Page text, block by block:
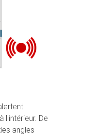
l'intérieur. De
angles